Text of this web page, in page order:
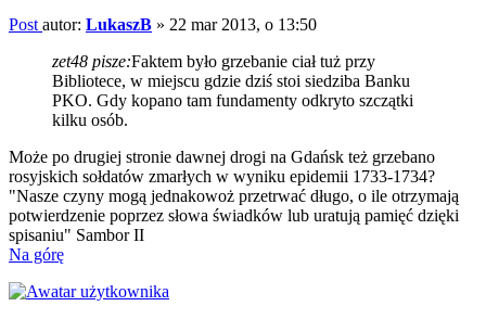
Post autor: LukaszB » 22 mar 2013, o 13:50
zet48 pisze:Faktem było grzebanie ciał tuż przy
Bibliotece, w miejscu gdzie dziś stoi siedziba Banku
PKO. Gdy kopano tam fundamenty odkryto szczątki
kilku osób.
Może po drugiej stronie dawnej drogi na Gdańsk też grzebano
rosyjskich sołdatów zmarłych w wyniku epidemii 1733-1734?
"Nasze czyny mogą jednakowoż przetrwać długo, o ile otrzymają
potwierdzenie poprzez słowa świadków lub uratują pamięć dzięki
spisaniu" Sambor II
Na górę